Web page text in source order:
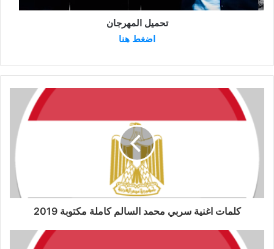
تحميل المهرجان
اضغط هنا
كلمات اغنية سربي محمد السالم كاملة مكتوبة 2019